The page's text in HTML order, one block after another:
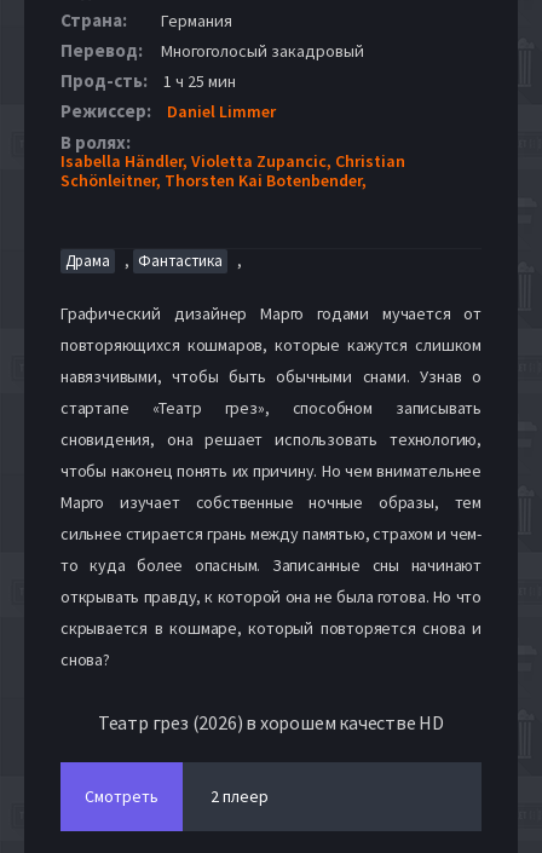
Страна: Германия
Перевод: Многоголосый закадровый
Прод-сть: 1 ч 25 мин
Режиссер: Daniel Limmer
В ролях:
Isabella Händler, Violetta Zupancic, Christian
Schönleitner, Thorsten Kai Botenbender,
Драма , Фантастика ,
Графический дизайнер Марго годами мучается от
повторяющихся кошмаров, которые кажутся слишком
навязчивыми, чтобы быть обычными снами. Узнав о
стартапе «Театр грез», способном записывать
сновидения, она решает использовать технологию,
чтобы наконец понять их причину. Но чем внимательнее
Марго изучает собственные ночные образы, тем
сильнее стирается грань между памятью, страхом и чем-
то куда более опасным. Записанные сны начинают
открывать правду, к которой она не была готова. Но что
скрывается в кошмаре, который повторяется снова и
снова?
Театр грез (2026) в хорошем качестве HD
Смотреть 2 плеер